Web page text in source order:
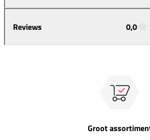
Reviews 0,0
Groot